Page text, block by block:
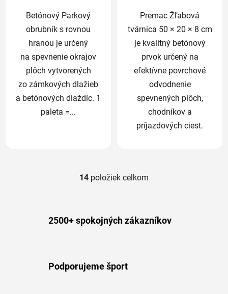
Betónový Parkový
obrubník s rovnou
hranou je určený
na spevnenie okrajov
plôch vytvorených
zo zámkových dlažieb
a betónových dlaždíc. 1
paleta =...
Premac Žľabová
tvárnica 50 × 20 × 8 cm
je kvalitný betónový
prvok určený na
efektívne povrchové
odvodnenie
spevnených plôch,
chodníkov a
príjazdových ciest.
O
á
d
i
e
14 položiek celkom
2500+ spokojných zákazníkov
Podporujeme šport